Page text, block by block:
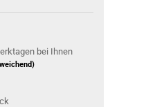
bei Ihnen